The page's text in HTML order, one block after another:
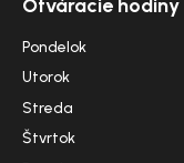
Otváracie hodiny
Pondelok
Utorok
Streda
Štvrtok